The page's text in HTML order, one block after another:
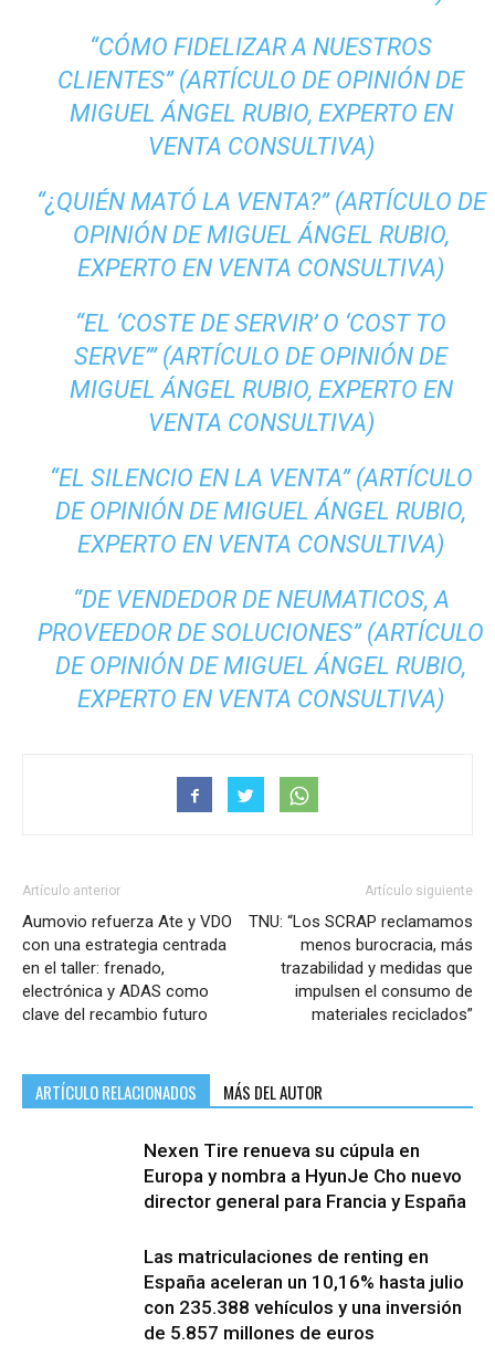
“CÓMO FIDELIZAR A NUESTROS
CLIENTES” (ARTÍCULO DE OPINIÓN DE
MIGUEL ÁNGEL RUBIO, EXPERTO EN
VENTA CONSULTIVA)
“¿QUIÉN MATÓ LA VENTA?” (ARTÍCULO DE
OPINIÓN DE MIGUEL ÁNGEL RUBIO,
EXPERTO EN VENTA CONSULTIVA)
“EL ‘COSTE DE SERVIR’ O ‘COST TO
SERVE’” (ARTÍCULO DE OPINIÓN DE
MIGUEL ÁNGEL RUBIO, EXPERTO EN
VENTA CONSULTIVA)
“EL SILENCIO EN LA VENTA” (ARTÍCULO
DE OPINIÓN DE MIGUEL ÁNGEL RUBIO,
EXPERTO EN VENTA CONSULTIVA)
“DE VENDEDOR DE NEUMATICOS, A
PROVEEDOR DE SOLUCIONES” (ARTÍCULO
DE OPINIÓN DE MIGUEL ÁNGEL RUBIO,
EXPERTO EN VENTA CONSULTIVA)
Artículo anterior
Aumovio refuerza Ate y VDO
con una estrategia centrada
en el taller: frenado,
electrónica y ADAS como
clave del recambio futuro
Artículo siguiente
TNU: “Los SCRAP reclamamos
menos burocracia, más
trazabilidad y medidas que
impulsen el consumo de
materiales reciclados”
ARTÍCULO RELACIONADOS MÁS DEL AUTOR
Nexen Tire renueva su cúpula en
Europa y nombra a HyunJe Cho nuevo
director general para Francia y España
Las matriculaciones de renting en
España aceleran un 10,16% hasta julio
con 235.388 vehículos y una inversión
de 5.857 millones de euros